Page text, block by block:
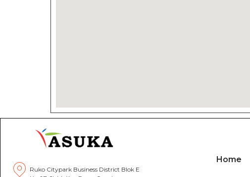
Ruko Citypark Business District Blok E
Home